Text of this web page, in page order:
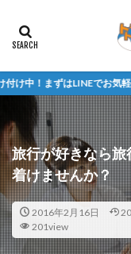
LINEでお気軽にご相談く
旅行が好きなら
着けませんか？
2016年2月16日
201view